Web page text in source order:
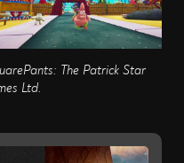
The Patrick Star
Ltd.